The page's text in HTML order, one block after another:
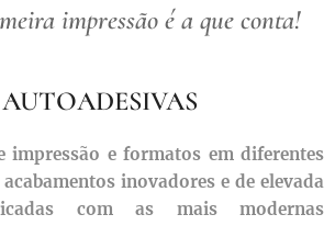
impressão é a que conta!
impressão e formatos em diferentes
inovadores e de elevada
com as mais modernas